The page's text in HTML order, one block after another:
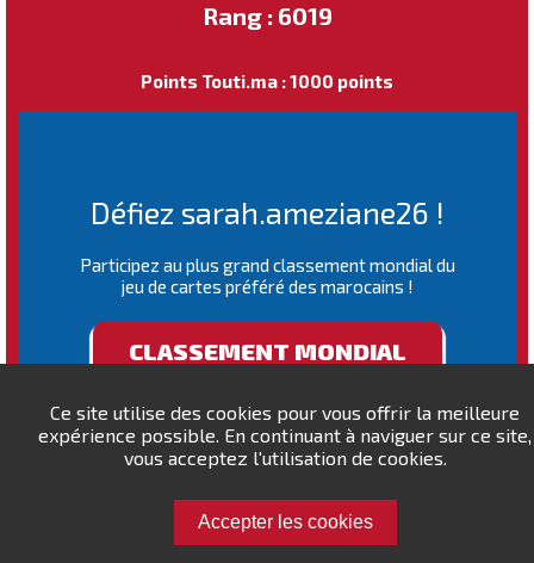
Ce site utilise des cookies pour vous offrir la meilleure
expérience possible. En continuant à naviguer sur ce site,
vous acceptez l'utilisation de cookies.
Accepter les cookies
Rang : 6019
Points Touti.ma : 1000 points
Défiez sarah.ameziane26 !
Participez au plus grand classement mondial du
jeu de cartes préféré des marocains !
CLASSEMENT MONDIAL